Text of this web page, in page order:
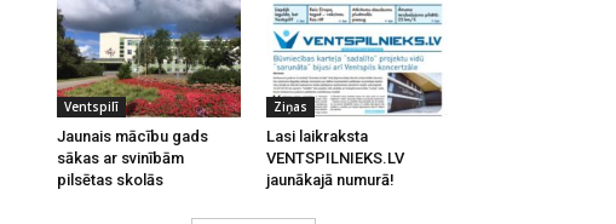
Ventspilī
Jaunais mācību gads
sākas ar svinībām
pilsētas skolās
Ziņas
Lasi laikraksta
VENTSPILNIEKS.LV
jaunākajā numurā!